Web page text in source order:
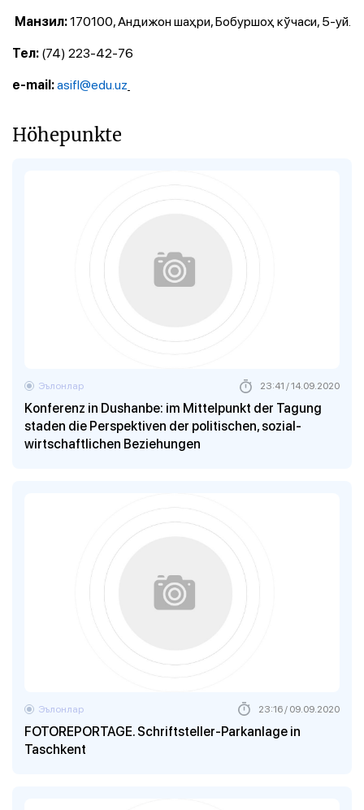
Манзил:170100, Aндижон шаҳри, Бобуршоҳ кўчаси, 5-уй.
Тел: (74) 223-42-76
e-mail:asifl@edu.uz
Höhepunkte
Konferenz in Dushanbe: im Mittelpunkt der Tagung
staden die Perspektiven der politischen, sozial-
wirtschaftlichen Beziehungen
Эълонлар 23:41 / 14.09.2020
FOTOREPORTAGE. Schriftsteller-Parkanlage in
Taschkent
Эълонлар 23:16 / 09.09.2020